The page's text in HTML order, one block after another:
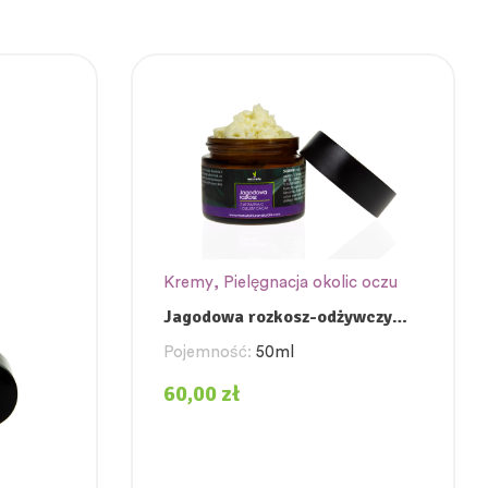
Kremy, Pielęgnacja okolic oczu
Jagodowa rozkosz-odżywczy
krem ze stabilną witaminą c i
olejem cacay
Pojemność: 50ml
60,00 zł